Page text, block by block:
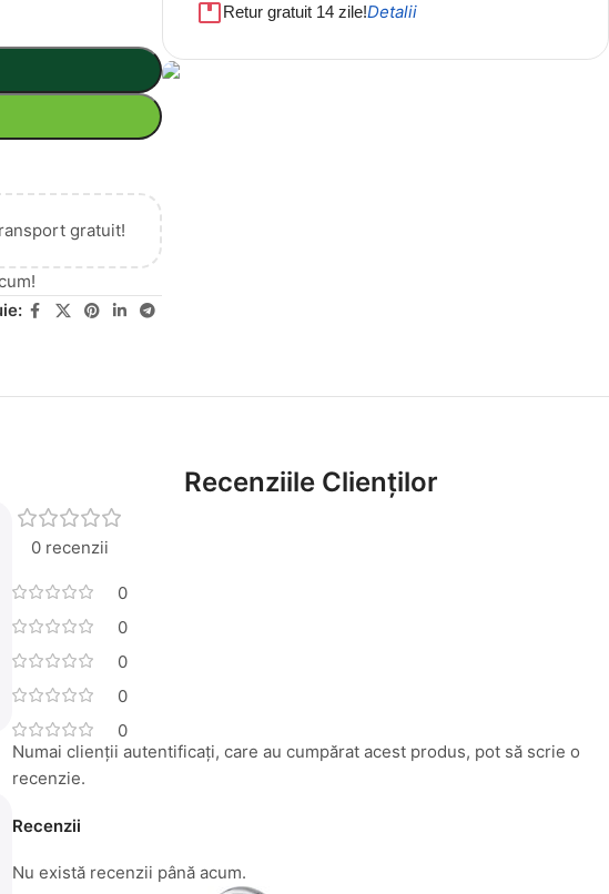
gratuit!
Retur gratuit 14 zile!Detalii
Recenziile Clienților
0 recenzii
0
0
0
0
0
Recenzii
Nu există recenzii până acum.
Numai clienții autentificați, care au cumpărat acest produs, pot să scrie o
recenzie.